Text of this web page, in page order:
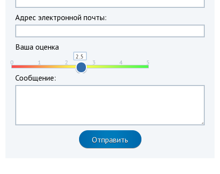
Адрес электронной почты:
Ваша оценка
Сообщение: